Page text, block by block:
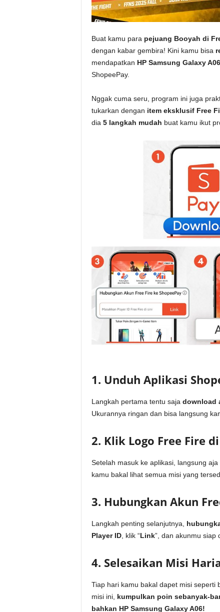
Buat kamu para pejuang Booyah di
dengan kabar gembira! Kini kamu bisa
mendapatkan HP Samsung Galaxy A06
ShopeePay.
Nggak cuma seru, program ini juga
tukarkan dengan item eksklusif Free
dia 5 langkah mudah buat kamu ikut
1. Unduh Aplikasi
Langkah pertama tentu saja download
Ukurannya ringan dan bisa langsung
2. Klik Logo Free Fire
Setelah masuk ke aplikasi, langsung aja
kamu bakal lihat semua misi yang
3. Hubungkan Akun
Langkah penting selanjutnya,
Player ID, klik “Link”, dan akunmu siap
4. Selesaikan Misi
Tiap hari kamu bakal dapet misi seperti
misi ini, kumpulkan poin sebanyak-
bahkan HP Samsung Galaxy A06!